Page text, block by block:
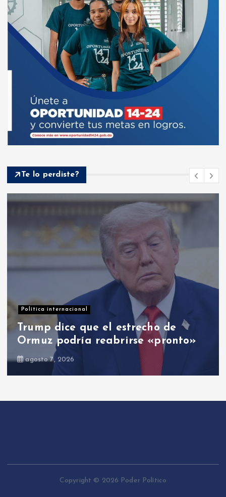
Te lo perdiste?
Opinión
El PRM: entre cambios y el cambio
agosto 8, 2026
Copyright © 2026 Poder Político